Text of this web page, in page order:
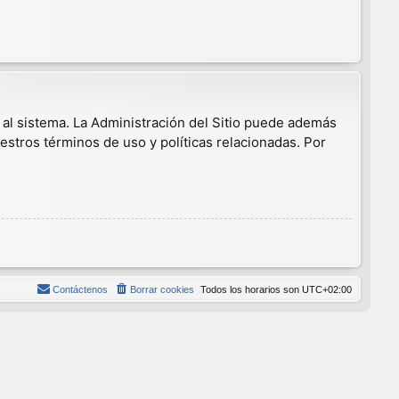
sistema. La Administración del Sitio puede además
términos de uso y políticas relacionadas. Por
Todos los horarios son UTC+02:00
Borrar cookies
Contáctenos